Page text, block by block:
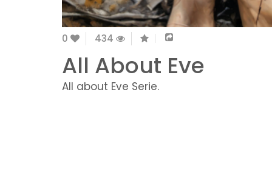
0 434
All About Eve
All about Eve Serie.